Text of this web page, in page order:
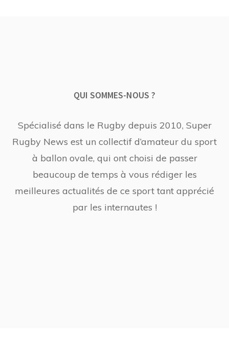
QUI SOMMES-NOUS ?
Spécialisé dans le Rugby depuis 2010, Super
Rugby News est un collectif d’amateur du sport
à ballon ovale, qui ont choisi de passer
beaucoup de temps à vous rédiger les
meilleures actualités de ce sport tant apprécié
par les internautes !